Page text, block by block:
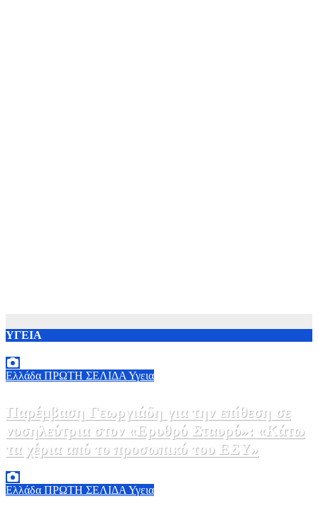
ΥΓΕΙΑ
Ελλάδα ΠΡΩΤΗ ΣΕΛΙΔΑ Υγεια
Παρέμβαση Γεωργιάδη για την επίθεση σε
νοσηλεύτρια στον «Ερυθρό Σταυρό»: «Κάτω
τα χέρια από το προσωπικό του ΕΣΥ»
Ελλάδα ΠΡΩΤΗ ΣΕΛΙΔΑΥγεια